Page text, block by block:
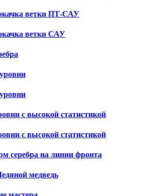
ветки ПТ-САУ
ветки САУ
с высокой статистикой
с высокой статистикой
серебра на линии фронта
медведь